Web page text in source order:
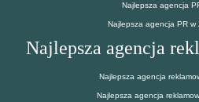
Najlepsza agencja
Najlepsza agencja PR w
Najlepsza agencja
Najlepsza agencja
Najlepsza agencja